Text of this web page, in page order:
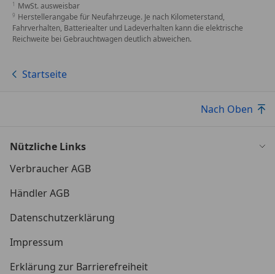
MwSt. ausweisbar
Herstellerangabe für Neufahrzeuge. Je nach Kilometerstand,
Fahrverhalten, Batteriealter und Ladeverhalten kann die elektrische
Reichweite bei Gebrauchtwagen deutlich abweichen.
Startseite
Nach Oben
Nützliche Links
Verbraucher AGB
Händler AGB
Datenschutzerklärung
Impressum
Erklärung zur Barrierefreiheit